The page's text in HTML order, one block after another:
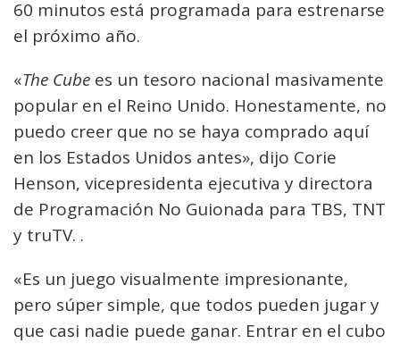
60 minutos está programada para estrenarse
el próximo año.
«The Cube es un tesoro nacional masivamente
popular en el Reino Unido. Honestamente, no
puedo creer que no se haya comprado aquí
en los Estados Unidos antes», dijo Corie
Henson, vicepresidenta ejecutiva y directora
de Programación No Guionada para TBS, TNT
y truTV. .
«Es un juego visualmente impresionante,
pero súper simple, que todos pueden jugar y
que casi nadie puede ganar. Entrar en el cubo